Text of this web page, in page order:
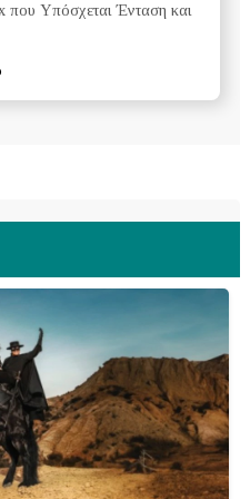
που Υπόσχεται Ένταση και